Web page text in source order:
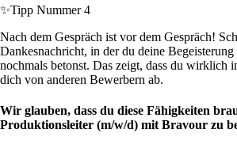
✨Tipp Nummer 4
Nach dem Gespräch ist vor dem Gespräch!
Dankesnachricht, in der du deine
nochmals betonst. Das zeigt, dass du wirklich
dich von anderen Bewerbern ab.
Wir glauben, dass du diese Fähigkeiten
Produktionsleiter (m/w/d) mit Bravour zu